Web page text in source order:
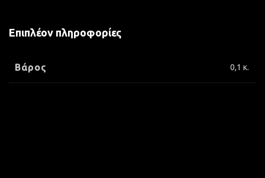
Επιπλέον πληροφορίες
Βάρος 0,1 κ.